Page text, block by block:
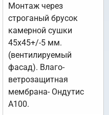
Монтаж через
строганый брусок
камерной сушки
45х45+/-5 мм.
(вентилируемый
фасад). Влаго-
ветрозащитная
мембрана- Ондутис
А100.